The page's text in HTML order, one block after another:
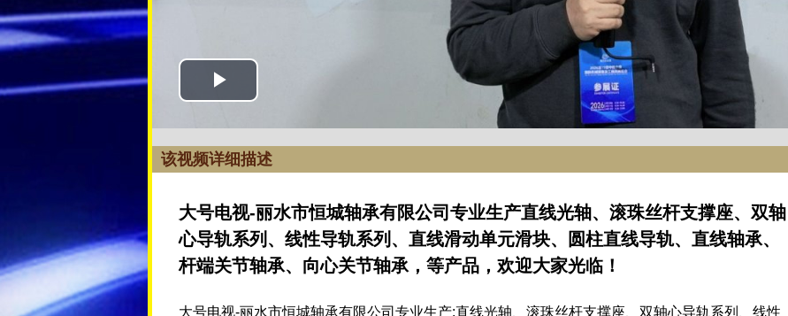
该视频详细描述
大号电视-丽水市恒城轴承有限公司专业生产直线光轴、滚珠丝杆支撑座、双轴
心导轨系列、线性导轨系列、直线滑动单元滑块、圆柱直线导轨、直线轴承、
杆端关节轴承、向心关节轴承，等产品，欢迎大家光临！
大号电视-丽水市恒城轴承有限公司专业生产:直线光轴、滚珠丝杆支撑座、双轴心导轨系列、线性